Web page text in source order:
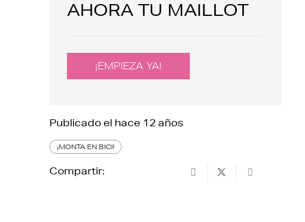
AHORA TU MAILLOT
¡EMPIEZA YA!
Publicado el hace 12 años
¡MONTA EN BICI!
Compartir: